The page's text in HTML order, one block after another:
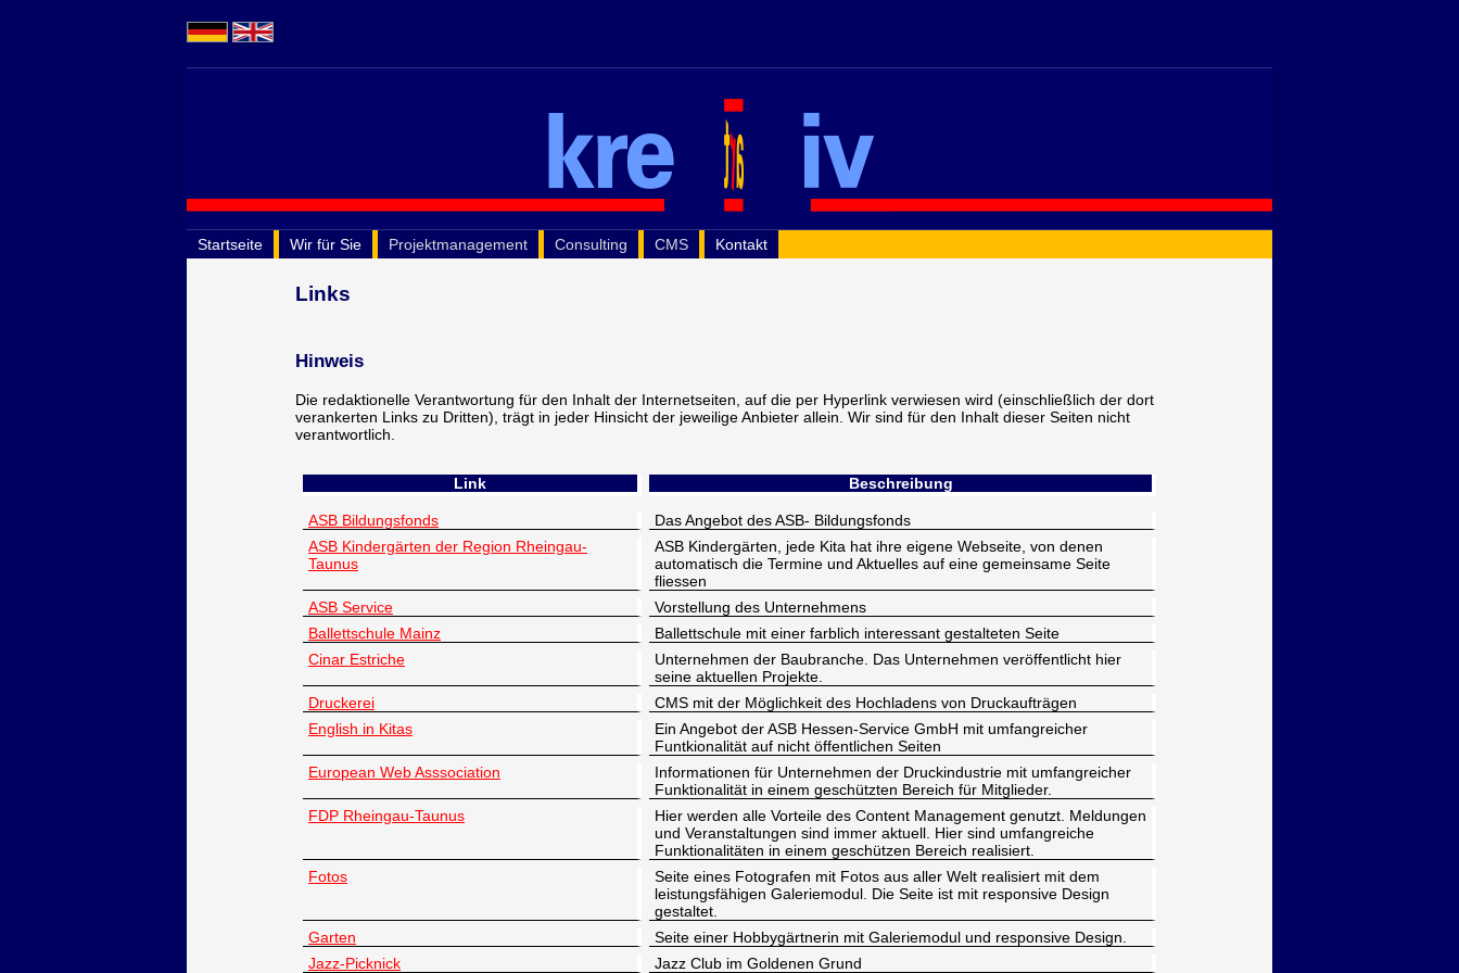
Startseite Wir für Sie Projektmanagement Consulting CMS Kontakt
Links
Hinweis
Die redaktionelle Verantwortung für den Inhalt der Internetseiten, auf die per Hyperlink verwiesen wird (einschließlich der dort
verankerten Links zu Dritten), trägt in jeder Hinsicht der jeweilige Anbieter allein. Wir sind für den Inhalt dieser Seiten nicht
verantwortlich.
Link Beschreibung
ASB Bildungsfonds
Das Angebot des ASB- Bildungsfonds
ASB Kindergärten der Region Rheingau-
Taunus
ASB Kindergärten, jede Kita hat ihre eigene Webseite, von denen
automatisch die Termine und Aktuelles auf eine gemeinsame Seite
fliessen
ASB Service
Vorstellung des Unternehmens
Ballettschule Mainz
Ballettschule mit einer farblich interessant gestalteten Seite
Cinar Estriche
Unternehmen der Baubranche. Das Unternehmen veröffentlicht hier
seine aktuellen Projekte.
Druckerei
CMS mit der Möglichkeit des Hochladens von Druckaufträgen
English in Kitas
Ein Angebot der ASB Hessen-Service GmbH mit umfangreicher
Funtkionalität auf nicht öffentlichen Seiten
European Web Asssociation
Informationen für Unternehmen der Druckindustrie mit umfangreicher
Funktionalität in einem geschützten Bereich für Mitglieder.
FDP Rheingau-Taunus
Hier werden alle Vorteile des Content Management genutzt. Meldungen
und Veranstaltungen sind immer aktuell. Hier sind umfangreiche
Funktionalitäten in einem geschützen Bereich realisiert.
Fotos
Seite eines Fotografen mit Fotos aus aller Welt realisiert mit dem
leistungsfähigen Galeriemodul. Die Seite ist mit responsive Design
gestaltet.
Garten
Seite einer Hobbygärtnerin mit Galeriemodul und responsive Design.
Jazz-Picknick
Jazz Club im Goldenen Grund